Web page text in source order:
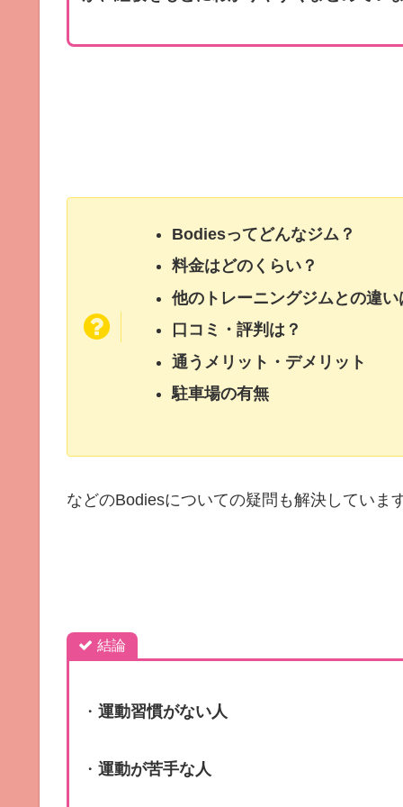
Bodiesってどんなジム？
料金はどのくらい？
他のトレーニングジムとの違い
口コミ・評判は？
通うメリット・デメリット
駐車場の有無
などのBodiesについての疑問も解決していま
結論
・運動習慣がない人
・運動が苦手な人